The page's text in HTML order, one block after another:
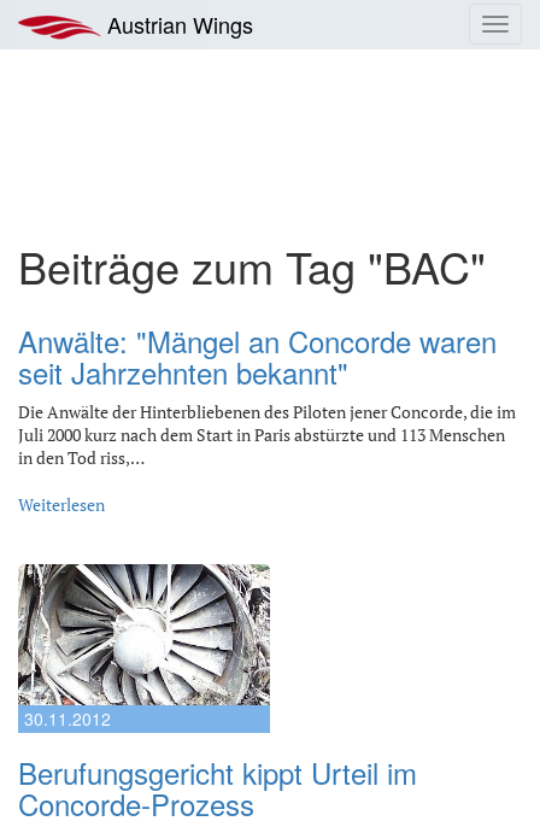
Inhalt
springen
Austrian Wings
Beiträge zum Tag "BAC"
Anwälte: "Mängel an Concorde waren
seit Jahrzehnten bekannt"
Die Anwälte der Hinterbliebenen des Piloten jener Concorde, die im
Juli 2000 kurz nach dem Start in Paris abstürzte und 113 Menschen
in den Tod riss,…
Weiterlesen
30.11.2012
Berufungsgericht kippt Urteil im
Concorde-Prozess